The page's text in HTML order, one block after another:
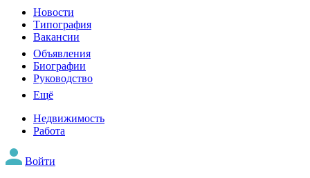
Новости
Типография
Вакансии
Объявления
Биографии
Руководство
Ещё
Недвижимость
Работа
Войти